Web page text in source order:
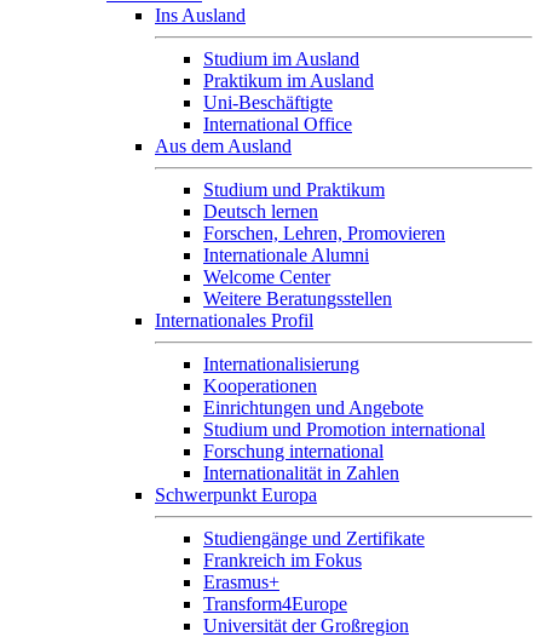
Ins Ausland
Studium im Ausland
Praktikum im Ausland
Uni-Beschäftigte
International Office
Aus dem Ausland
Studium und Praktikum
Deutsch lernen
Forschen, Lehren, Promovieren
Internationale Alumni
Welcome Center
Weitere Beratungsstellen
Internationales Profil
Internationalisierung
Kooperationen
Einrichtungen und Angebote
Studium und Promotion international
Forschung international
Internationalität in Zahlen
Schwerpunkt Europa
Studiengänge und Zertifikate
Frankreich im Fokus
Erasmus+
Transform4Europe
Universität der Großregion